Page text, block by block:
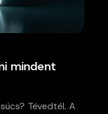
mindent
Tévedtél. A